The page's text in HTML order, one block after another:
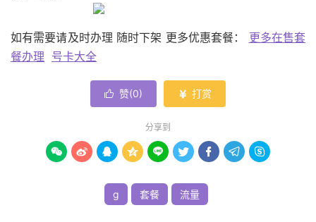
如有需要请及时办理 随时下架 更多优惠套餐： 更多在售套
餐办理 号卡大全
 赞(0)  打赏
分享到
        
g 套餐 流量